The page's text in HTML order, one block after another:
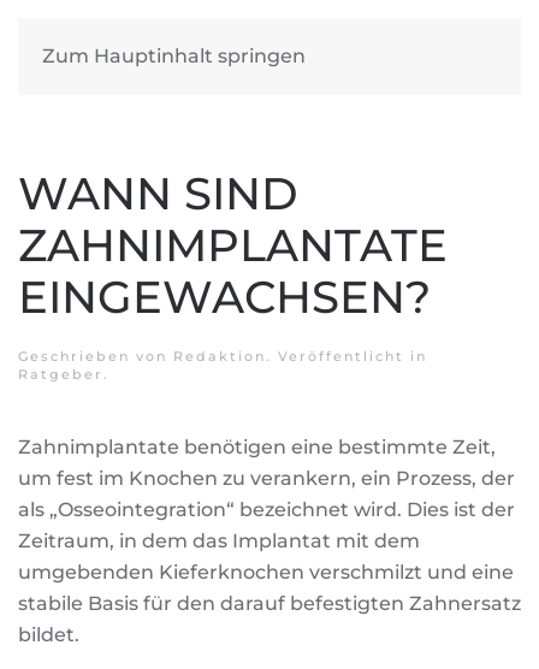
Zum Hauptinhalt springen
WANN SIND
ZAHNIMPLANTATE
EINGEWACHSEN?
Geschrieben von Redaktion. Veröffentlicht in
Ratgeber .
Zahnimplantate benötigen eine bestimmte Zeit,
um fest im Knochen zu verankern, ein Prozess, der
als „Osseointegration“ bezeichnet wird. Dies ist der
Zeitraum, in dem das Implantat mit dem
umgebenden Kieferknochen verschmilzt und eine
stabile Basis für den darauf befestigten Zahnersatz
bildet.